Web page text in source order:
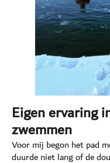
Eigen ervaring
zwemmen
Voor mij begon het pad
duurde niet lang of de